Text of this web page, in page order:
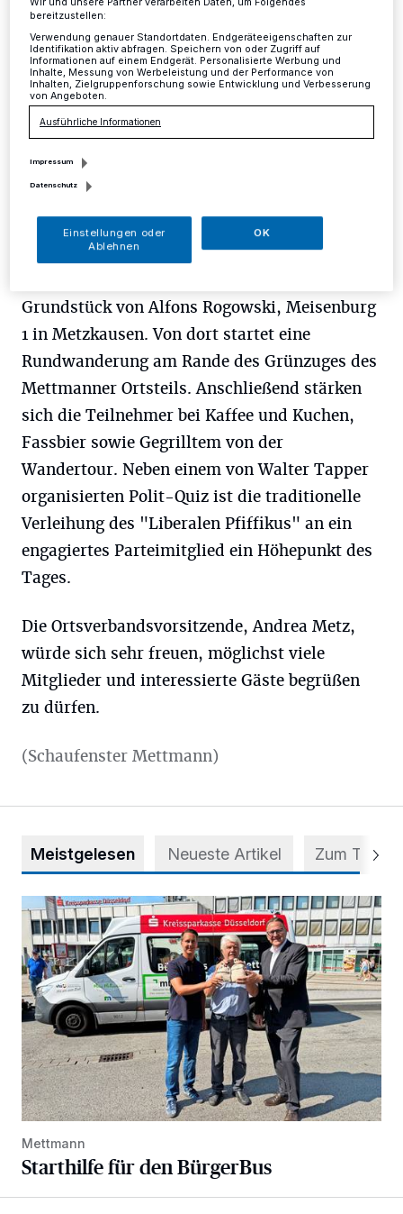
lädt der Vorstand des FDP-Ortsverbandes Mettmann
für Samstag, 26. August ein.
Grundstück von Alfons Rogowski, Meisenburg
1 in Metzkausen. Von dort startet eine
Rundwanderung am Rande des Grünzuges des
Mettmanner Ortsteils. Anschließend stärken
sich die Teilnehmer bei Kaffee und Kuchen,
Fassbier sowie Gegrilltem von der
Wandertour. Neben einem von Walter Tapper
organisierten Polit-Quiz ist die traditionelle
Verleihung des "Liberalen Pfiffikus" an ein
engagiertes Parteimitglied ein Höhepunkt des
Tages.
Die Ortsverbandsvorsitzende, Andrea Metz,
würde sich sehr freuen, möglichst viele
Mitglieder und interessierte Gäste begrüßen
zu dürfen.
(Schaufenster Mettmann)
Meistgelesen Neueste Artikel Zum Thema
Starthilfe für den BürgerBus
Mettmann
Starthilfe für den BürgerBus
Wir und unsere Partner verarbeiten Daten, um Folgendes
bereitzustellen:
Verwendung genauer Standortdaten. Endgeräteeigenschaften zur
Identifikation aktiv abfragen. Speichern von oder Zugriff auf
Informationen auf einem Endgerät. Personalisierte Werbung und
Inhalte, Messung von Werbeleistung und der Performance von
Inhalten, Zielgruppenforschung sowie Entwicklung und Verbesserung
von Angeboten.
Ausführliche Informationen
Impressum
Datenschutz
Einstellungen oder
Ablehnen
OK